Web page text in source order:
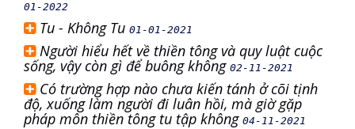
01-2022
Tu - Không Tu 01-01-2021
Người hiểu hết về thiền tông và quy luật cuộc
sống, vậy còn gì để buông không 02-11-2021
Có trường hợp nào chưa kiến tánh ở cõi tịnh
độ, xuống làm người đi luân hồi, mà giờ gặp
pháp môn thiền tông tu tập không 04-11-2021